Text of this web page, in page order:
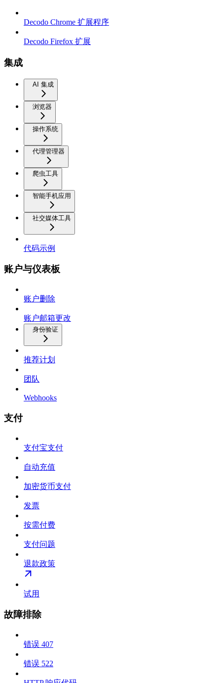
Decodo Chrome 扩展程序
Decodo Firefox 扩展
集成
AI 集成
浏览器
操作系统
代理管理器
爬虫工具
智能手机应用
社交媒体工具
代码示例
账户与仪表板
账户删除
账户邮箱更改
身份验证
推荐计划
团队
Webhooks
支付
支付宝支付
自动充值
加密货币支付
发票
按需付费
支付问题
退款政策
试用
故障排除
错误 407
错误 522